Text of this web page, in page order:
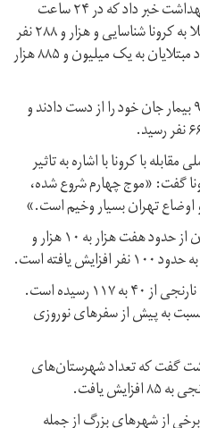
سیما سادات لاری سخنگوی وزارت بهداشت خبر داد که در ۲۴ ساعت
گذشته ۱۰ هزار و ۳۳۰ بیمار جدید مبتلا به کرونا شناسایی و هزار و ۲۸۸ نفر
از آنها بستری شدند. او افزود که تعداد مبتلایان به یک میلیون و ۸۸۵ هزار
او همچنین اعلام کرد در این مدت ۹۶ بیمار جان خود را از دست دادند و
با کرونا با اشاره به تاثیر
گفت: «موج چهارم شروع شده،
تهران بسیار وخیم است.»
پس از سفرهای نوروزی تعداد مبتلایان از حدود هفت هزار به ۱۰ هزار و
همچنین تعداد شهرستان‌های قرمز و نارنجی از ۴۰ به ۱۱۷ رسیده است.
به پیش از سفرهای نوروزی
گفت که تعداد شهرستان‌های